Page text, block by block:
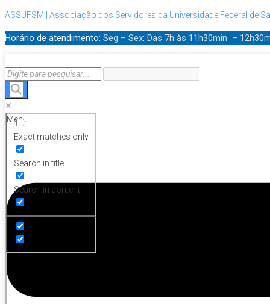
ASSUFSM | Associação dos Servidores da Universidade Federal de
Horário de atendimento: Seg – Sex: Das 7h às 11h30min –
Exact matches only
Search in title
Search in content
Menu